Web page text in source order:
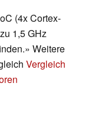
(4x Cortex-
1,5 GHz
Weitere
Vergleich